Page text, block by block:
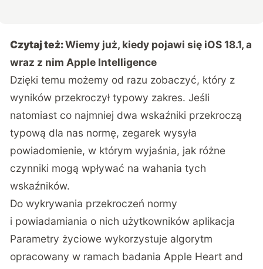
Czytaj też:Wiemy już, kiedy pojawi się iOS 18.1, a
wraz z nim Apple Intelligence
Dzięki temu możemy od razu zobaczyć, który z
wyników przekroczył typowy zakres. Jeśli
natomiast co najmniej dwa wskaźniki przekroczą
typową dla nas normę, zegarek wysyła
powiadomienie, w którym wyjaśnia, jak różne
czynniki mogą wpływać na wahania tych
wskaźników.
Do wykrywania przekroczeń normy
i powiadamiania o nich użytkowników aplikacja
Parametry życiowe wykorzystuje algorytm
opracowany w ramach badania Apple Heart and